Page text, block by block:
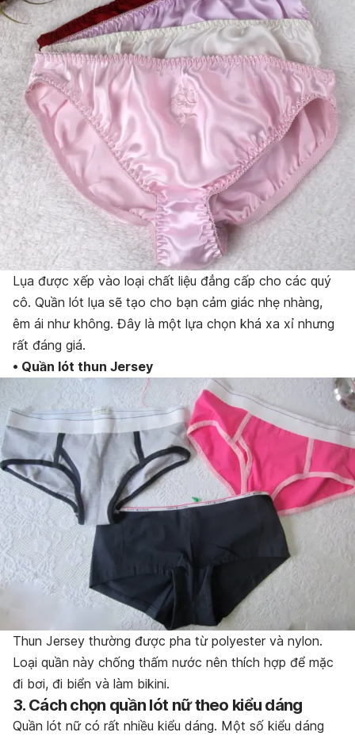
Lụa được xếp vào loại chất liệu đẳng cấp cho các quý
cô. Quần lót lụa sẽ tạo cho bạn cảm giác nhẹ nhàng,
êm ái như không. Đây là một lựa chọn khá xa xỉ nhưng
rất đáng giá.
• Quần lót thun Jersey
Thun Jersey thường được pha từ polyester và nylon.
Loại quần này chống thấm nước nên thích hợp để mặc
đi bơi, đi biển và làm bikini.
3. Cách chọn quần lót nữ theo kiểu dáng
Quần lót nữ có rất nhiều kiểu dáng. Một số kiểu dáng